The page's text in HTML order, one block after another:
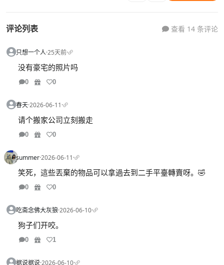
评论列表 查看 14 条评论
只想一个人·25天前·
没有豪宅的照片吗
0 0
春天·2026-06-11·
请个搬家公司立刻搬走
0 0
summer·2026-06-11·
笑死，這些丟棄的物品可以拿過去到二手平臺轉賣呀。🤣
0 0
吃斋念佛大灰狼·2026-06-10·
狗子们开咬。
0 1
据说据说·2026-06-10·